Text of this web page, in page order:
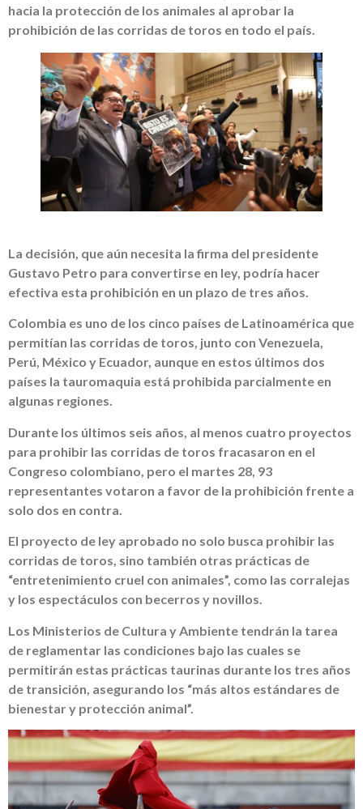
hacia la protección de los animales al aprobar la
prohibición de las corridas de toros en todo el país.
La decisión, que aún necesita la firma del presidente
Gustavo Petro para convertirse en ley, podría hacer
efectiva esta prohibición en un plazo de tres años.
Colombia es uno de los cinco países de Latinoamérica que
permitían las corridas de toros, junto con Venezuela,
Perú, México y Ecuador, aunque en estos últimos dos
países la tauromaquia está prohibida parcialmente en
algunas regiones.
Durante los últimos seis años, al menos cuatro proyectos
para prohibir las corridas de toros fracasaron en el
Congreso colombiano, pero el martes 28, 93
representantes votaron a favor de la prohibición frente a
solo dos en contra.
El proyecto de ley aprobado no solo busca prohibir las
corridas de toros, sino también otras prácticas de
“entretenimiento cruel con animales”, como las corralejas
y los espectáculos con becerros y novillos.
Los Ministerios de Cultura y Ambiente tendrán la tarea
de reglamentar las condiciones bajo las cuales se
permitirán estas prácticas taurinas durante los tres años
de transición, asegurando los “más altos estándares de
bienestar y protección animal”.